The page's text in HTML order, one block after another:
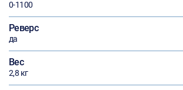
0-1100
Реверс
да
Вес
2,8 кг